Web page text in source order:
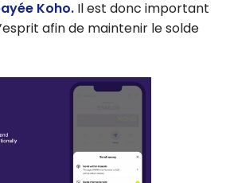
Koho. Il est donc important
afin de maintenir le solde